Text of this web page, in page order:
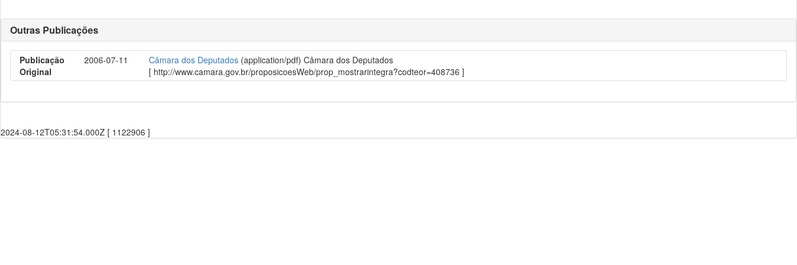
Outras Publicações
Publicação
Original
2006-07-11 Câmara dos Deputados (application/pdf) Câmara dos Deputados
[ http://www.camara.gov.br/proposicoesWeb/prop_mostrarintegra?codteor=408736 ]
2024-08-12T05:31:54.000Z [ 1122906 ]